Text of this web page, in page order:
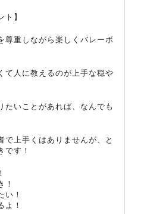
ト】
尊重しながら楽しくバレーボ
て人に教えるのが上手な穏や
たいことがあれば、なんでも
で上手くはありませんが、と
です！
！
い！
よ！